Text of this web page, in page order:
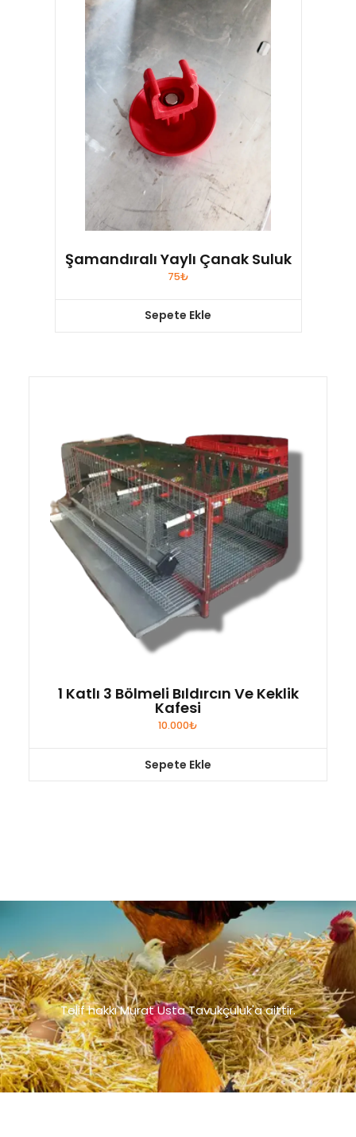
Şamandıralı Yaylı Çanak Suluk
75₺
Sepete Ekle
1 Katlı 3 Bölmeli Bıldırcın Ve Keklik
Kafesi
10.000₺
Sepete Ekle
Telif hakkı Murat Usta Tavukçuluk'a aittir.